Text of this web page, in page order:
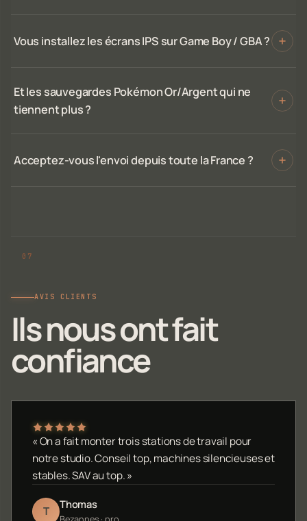
Vous installez les écrans IPS sur Game Boy / GBA ?
Et les sauvegardes Pokémon Or/Argent qui ne
tiennent plus ?
Acceptez-vous l'envoi depuis toute la France ?
AVIS CLIENTS
Ils nous ont fait
confiance
« On a fait monter trois stations de travail pour
notre studio. Conseil top, machines silencieuses et
stables. SAV au top. »
T Thomas